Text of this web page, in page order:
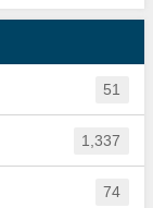
51
1,337
74